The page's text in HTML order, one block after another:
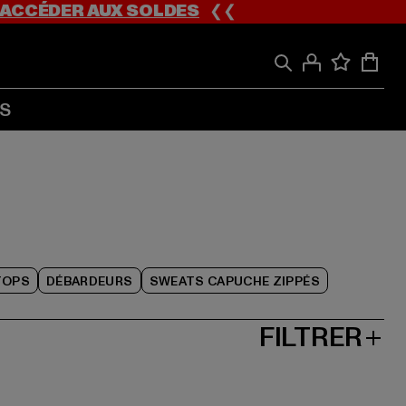
ACCÉDER AUX SOLDES❮❮
DÉBARDEURS SWEATS CAPUCHE ZIPPÉS
FILTRER